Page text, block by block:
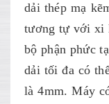
dải thép mạ
tương tự với xi
bộ phận phức
dải tối đa có
là 4mm. Máy